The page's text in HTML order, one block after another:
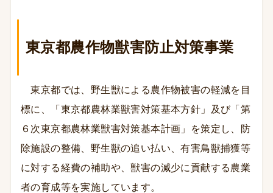
東京都農作物獣害防止対策事業
東京都では、野生獣による農作物被害の軽減を目
標に、「東京都農林業獣害対策基本方針」及び「第
６次東京都農林業獣害対策基本計画」を策定し、防
除施設の整備、野生獣の追い払い、有害鳥獣捕獲等
に対する経費の補助や、獣害の減少に貢献する農業
者の育成等を実施しています。